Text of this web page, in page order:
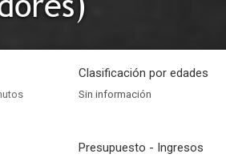
Clasificación por edades
Sin información
Presupuesto - Ingresos